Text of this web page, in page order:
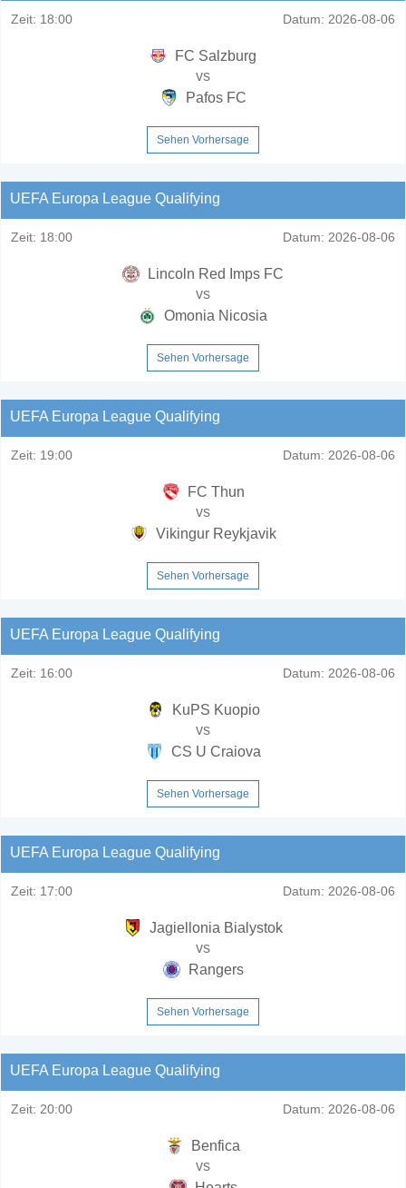
Zeit: 18:00 Datum: 2026-08-06
FC Salzburg
vs
Pafos FC
Sehen Vorhersage
UEFA Europa League Qualifying
Zeit: 18:00 Datum: 2026-08-06
Lincoln Red Imps FC
vs
Omonia Nicosia
Sehen Vorhersage
UEFA Europa League Qualifying
Zeit: 19:00 Datum: 2026-08-06
FC Thun
vs
Vikingur Reykjavik
Sehen Vorhersage
UEFA Europa League Qualifying
Zeit: 16:00 Datum: 2026-08-06
KuPS Kuopio
vs
CS U Craiova
Sehen Vorhersage
UEFA Europa League Qualifying
Zeit: 17:00 Datum: 2026-08-06
Jagiellonia Bialystok
vs
Rangers
Sehen Vorhersage
UEFA Europa League Qualifying
Zeit: 20:00 Datum: 2026-08-06
Benfica
vs